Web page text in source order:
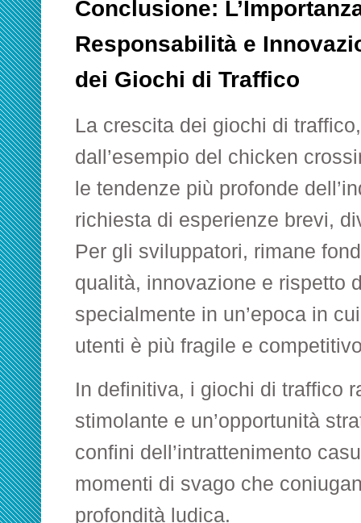
Conclusione:
Responsabilità e
dei Giochi di Traffico
La crescita dei giochi di
dall’esempio del chicken
le tendenze più profonde
richiesta di esperienze brevi,
Per gli sviluppatori, rimane
qualità, innovazione e rispetto
specialmente in un’epoca in
utenti è più fragile e
In definitiva, i giochi di traffico
stimolante e un’opportunità
confini dell’intrattenimento
momenti di svago che
profondità ludica.